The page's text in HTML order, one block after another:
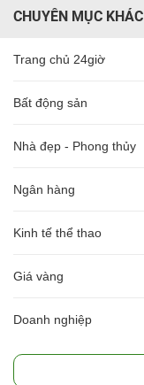
CHUYÊN MỤC KHÁC
Trang chủ 24giờ
Bất động sản
Nhà đẹp - Phong thủy
Ngân hàng
Kinh tế thể thao
Giá vàng
Doanh nghiệp